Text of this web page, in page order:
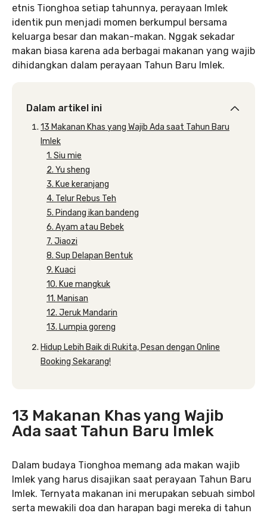
etnis Tionghoa setiap tahunnya, perayaan Imlek
identik pun menjadi momen berkumpul bersama
keluarga besar dan makan-makan. Nggak sekadar
makan biasa karena ada berbagai makanan yang wajib
dihidangkan dalam perayaan Tahun Baru Imlek.
Dalam artikel ini
13 Makanan Khas yang Wajib Ada saat Tahun Baru
Imlek
1. Siu mie
2. Yu sheng
3. Kue keranjang
4. Telur Rebus Teh
5. Pindang ikan bandeng
6. Ayam atau Bebek
7. Jiaozi
8. Sup Delapan Bentuk
9. Kuaci
10. Kue mangkuk
11. Manisan
12. Jeruk Mandarin
13. Lumpia goreng
Hidup Lebih Baik di Rukita, Pesan dengan Online
Booking Sekarang!
13 Makanan Khas yang Wajib
Ada saat Tahun Baru Imlek
Dalam budaya Tionghoa memang ada makan wajib
Imlek yang harus disajikan saat perayaan Tahun Baru
Imlek. Ternyata makanan ini merupakan sebuah simbol
serta mewakili doa dan harapan bagi mereka di tahun